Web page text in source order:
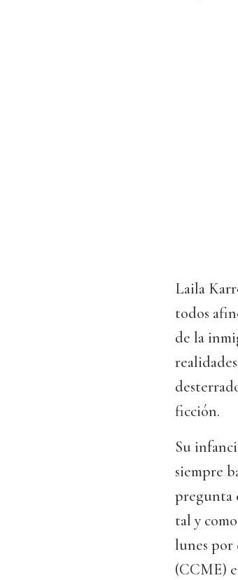
Laila
todos
de la
ficción.
Su
siempre
pregunta
tal y
lunes por
(CCME)